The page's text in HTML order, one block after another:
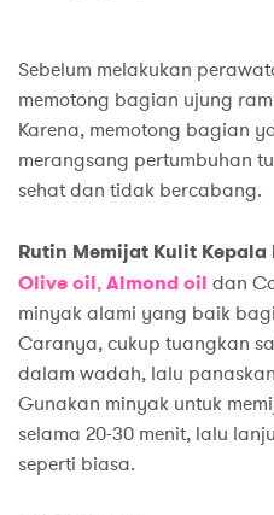
Sebelum melakukan
memotong bagian ujung
Karena, memotong bagian
merangsang pertumbuhan
sehat dan tidak bercabang.
Rutin Memijat Kulit
Olive oil,Almond oil dan
minyak alami yang baik
Caranya, cukup tuangkan
dalam wadah, lalu
Gunakan minyak untuk
selama 20-30 menit, lalu
seperti biasa.